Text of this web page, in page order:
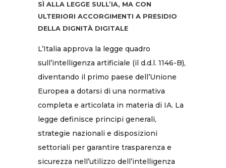
SÌ ALLA LEGGE SULL’IA, MA CON
ULTERIORI ACCORGIMENTI A PRESIDIO
DELLA DIGNITÀ DIGITALE
L’Italia approva la legge quadro
sull’intelligenza artificiale (il d.d.l. 1146-B),
diventando il primo paese dell’Unione
Europea a dotarsi di una normativa
completa e articolata in materia di IA. La
legge definisce principi generali,
strategie nazionali e disposizioni
settoriali per garantire trasparenza e
sicurezza nell’utilizzo dell’intelligenza